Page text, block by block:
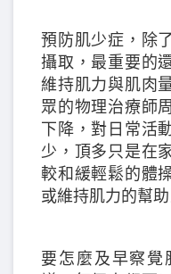
預防肌少症，除
攝取，最重要的
維持肌力與肌肉
眾的物理治療師
下降，對日常活
少，頂多只是在
較和緩輕鬆的體
或維持肌力的幫助
要怎麼及早察覺